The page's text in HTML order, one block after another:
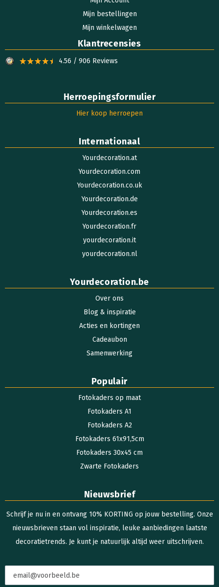
Mijn bestellingen
Mijn winkelwagen
Klantrecensies
4.56 / 906 Reviews
Herroepingsformulier
Hier koop herroepen
Internationaal
Yourdecoration.at
Yourdecoration.com
Yourdecoration.co.uk
Yourdecoration.de
Yourdecoration.es
Yourdecoration.fr
yourdecoration.it
yourdecoration.nl
Yourdecoration.be
Over ons
Blog & inspiratie
Acties en kortingen
Cadeaubon
Samenwerking
Populair
Fotokaders op maat
Fotokaders A1
Fotokaders A2
Fotokaders 61x91,5cm
Fotokaders 30x45 cm
Zwarte Fotokaders
Nieuwsbrief
Schrijf je nu in en ontvang 10% KORTING op jouw bestelling. Onze
nieuwsbrieven staan vol inspiratie, leuke aanbiedingen laatste
decoratietrends. Je kunt je natuurlijk altijd weer uitschrijven.